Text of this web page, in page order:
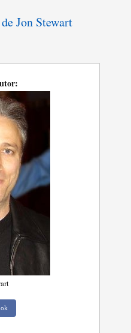
Jon Stewart